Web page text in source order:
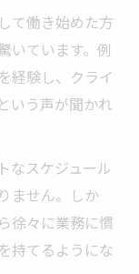
て働き始めた方
いています。例
経験し、クライ
いう声が聞かれ
なスケジュール
ません。しか
徐々に業務に慣
持てるようにな